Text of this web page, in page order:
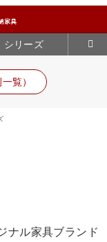
シリーズ
覧）
ナル家具ブランド